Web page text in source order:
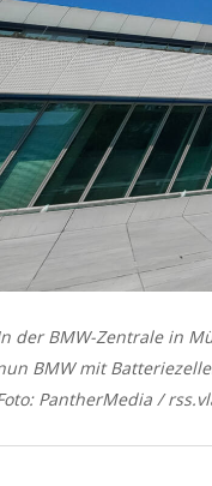
der BMW-Zentrale in
BMW mit
PantherMedia /